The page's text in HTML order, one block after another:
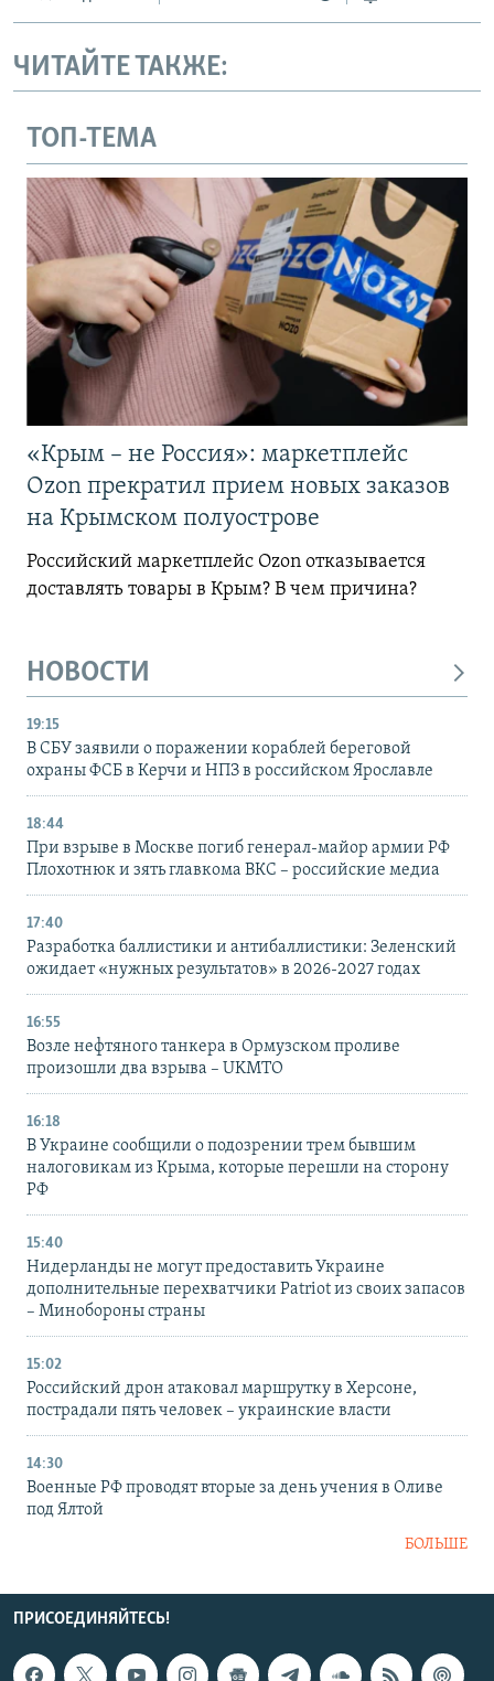
ЧИТАЙТЕ ТАКЖЕ:
ТОП-ТЕМА
«Крым – не Россия»: маркетплейс
Ozon прекратил прием новых заказов
на Крымском полуострове
Российский маркетплейс Ozon отказывается
доставлять товары в Крым? В чем причина?
НОВОСТИ
19:15
В СБУ заявили о поражении кораблей береговой
охраны ФСБ в Керчи и НПЗ в российском Ярославле
18:44
При взрыве в Москве погиб генерал-майор армии РФ
Плохотнюк и зять главкома ВКС – российские медиа
17:40
Разработка баллистики и антибаллистики: Зеленский
ожидает «нужных результатов» в 2026-2027 годах
16:55
Возле нефтяного танкера в Ормузском проливе
произошли два взрыва – UKMTO
16:18
В Украине сообщили о подозрении трем бывшим
налоговикам из Крыма, которые перешли на сторону
РФ
15:40
Нидерланды не могут предоставить Украине
дополнительные перехватчики Patriot из своих запасов
– Минобороны страны
15:02
Российский дрон атаковал маршрутку в Херсоне,
пострадали пять человек – украинские власти
14:30
Военные РФ проводят вторые за день учения в Оливе
под Ялтой
БОЛЬШЕ
ПРИСОЕДИНЯЙТЕСЬ!